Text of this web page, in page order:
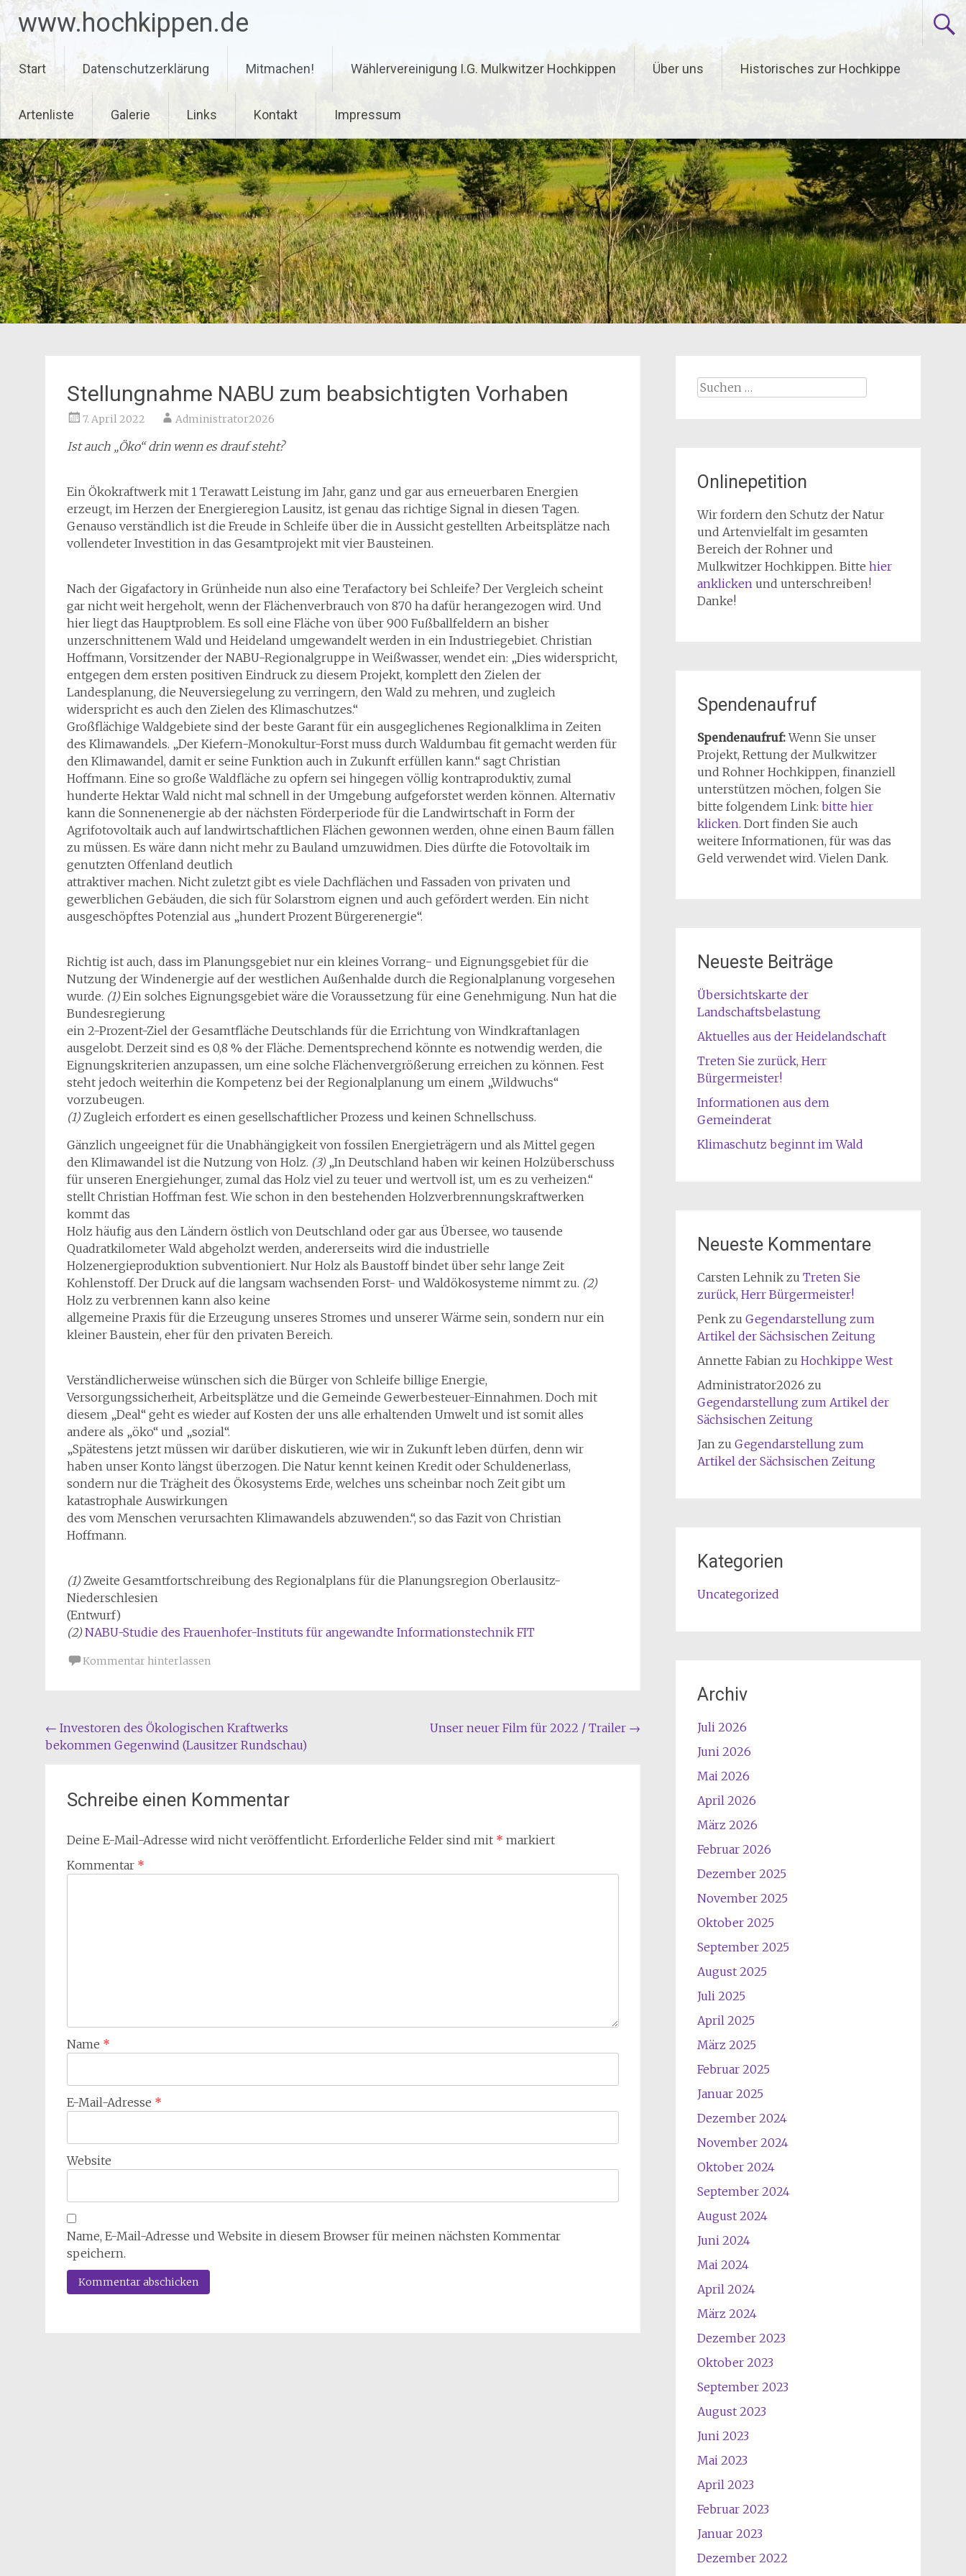
Inhalt
springen
www.hochkippen.de
Start Datenschutzerklärung Mitmachen! Wählervereinigung I.G. Mulkwitzer Hochkippen Über uns Historisches zur Hochkippe
Artenliste Galerie Links Kontakt Impressum
Stellungnahme NABU zum beabsichtigten Vorhaben
7. April 2022 Administrator2026
Ist auch „Öko“ drin wenn es drauf steht?
Ein Ökokraftwerk mit 1 Terawatt Leistung im Jahr, ganz und gar aus erneuerbaren Energien
erzeugt, im Herzen der Energieregion Lausitz, ist genau das richtige Signal in diesen Tagen.
Genauso verständlich ist die Freude in Schleife über die in Aussicht gestellten Arbeitsplätze nach
vollendeter Investition in das Gesamtprojekt mit vier Bausteinen.
Nach der Gigafactory in Grünheide nun also eine Terafactory bei Schleife? Der Vergleich scheint
gar nicht weit hergeholt, wenn der Flächenverbrauch von 870 ha dafür herangezogen wird. Und
hier liegt das Hauptproblem. Es soll eine Fläche von über 900 Fußballfeldern an bisher
unzerschnittenem Wald und Heideland umgewandelt werden in ein Industriegebiet. Christian
Hoffmann, Vorsitzender der NABU-Regionalgruppe in Weißwasser, wendet ein: „Dies widerspricht,
entgegen dem ersten positiven Eindruck zu diesem Projekt, komplett den Zielen der
Landesplanung, die Neuversiegelung zu verringern, den Wald zu mehren, und zugleich
widerspricht es auch den Zielen des Klimaschutzes.“
Großflächige Waldgebiete sind der beste Garant für ein ausgeglichenes Regionalklima in Zeiten
des Klimawandels. „Der Kiefern-Monokultur-Forst muss durch Waldumbau fit gemacht werden für
den Klimawandel, damit er seine Funktion auch in Zukunft erfüllen kann.“ sagt Christian
Hoffmann. Eine so große Waldfläche zu opfern sei hingegen völlig kontraproduktiv, zumal
hunderte Hektar Wald nicht mal schnell in der Umgebung aufgeforstet werden können. Alternativ
kann die Sonnenenergie ab der nächsten Förderperiode für die Landwirtschaft in Form der
Agrifotovoltaik auch auf landwirtschaftlichen Flächen gewonnen werden, ohne einen Baum fällen
zu müssen. Es wäre dann nicht mehr zu Bauland umzuwidmen. Dies dürfte die Fotovoltaik im
genutzten Offenland deutlich
attraktiver machen. Nicht zuletzt gibt es viele Dachflächen und Fassaden von privaten und
gewerblichen Gebäuden, die sich für Solarstrom eignen und auch gefördert werden. Ein nicht
ausgeschöpftes Potenzial aus „hundert Prozent Bürgerenergie“.
Richtig ist auch, dass im Planungsgebiet nur ein kleines Vorrang- und Eignungsgebiet für die
Nutzung der Windenergie auf der westlichen Außenhalde durch die Regionalplanung vorgesehen
wurde. (1)Ein solches Eignungsgebiet wäre die Voraussetzung für eine Genehmigung. Nun hat die
Bundesregierung
ein 2-Prozent-Ziel der Gesamtfläche Deutschlands für die Errichtung von Windkraftanlagen
ausgelobt. Derzeit sind es 0,8 % der Fläche. Dementsprechend könnte es notwendig werden, die
Eignungskriterien anzupassen, um eine solche Flächenvergrößerung erreichen zu können. Fest
steht jedoch weiterhin die Kompetenz bei der Regionalplanung um einem „Wildwuchs“
vorzubeugen.
(1)Zugleich erfordert es einen gesellschaftlicher Prozess und keinen Schnellschuss.
Gänzlich ungeeignet für die Unabhängigkeit von fossilen Energieträgern und als Mittel gegen
den Klimawandel ist die Nutzung von Holz. (3)„In Deutschland haben wir keinen Holzüberschuss
für unseren Energiehunger, zumal das Holz viel zu teuer und wertvoll ist, um es zu verheizen.“
stellt Christian Hoffman fest. Wie schon in den bestehenden Holzverbrennungskraftwerken
kommt das
Holz häufig aus den Ländern östlich von Deutschland oder gar aus Übersee, wo tausende
Quadratkilometer Wald abgeholzt werden, andererseits wird die industrielle
Holzenergieproduktion subventioniert. Nur Holz als Baustoff bindet über sehr lange Zeit
Kohlenstoff. Der Druck auf die langsam wachsenden Forst- und Waldökosysteme nimmt zu. (2)
Holz zu verbrennen kann also keine
allgemeine Praxis für die Erzeugung unseres Stromes und unserer Wärme sein, sondern nur ein
kleiner Baustein, eher für den privaten Bereich.
Verständlicherweise wünschen sich die Bürger von Schleife billige Energie,
Versorgungssicherheit, Arbeitsplätze und die Gemeinde Gewerbesteuer-Einnahmen. Doch mit
diesem „Deal“ geht es wieder auf Kosten der uns alle erhaltenden Umwelt und ist somit alles
andere als „öko“ und „sozial“.
„Spätestens jetzt müssen wir darüber diskutieren, wie wir in Zukunft leben dürfen, denn wir
haben unser Konto längst überzogen. Die Natur kennt keinen Kredit oder Schuldenerlass,
sondern nur die Trägheit des Ökosystems Erde, welches uns scheinbar noch Zeit gibt um
katastrophale Auswirkungen
des vom Menschen verursachten Klimawandels abzuwenden.“, so das Fazit von Christian
Hoffmann.
(1)Zweite Gesamtfortschreibung des Regionalplans für die Planungsregion Oberlausitz-
Niederschlesien
(Entwurf)
(2)NABU-Studie des Frauenhofer-Instituts für angewandte Informationstechnik FIT
Kommentar hinterlassen
Beitragsnavigation
← Investoren des Ökologischen Kraftwerks
bekommen Gegenwind (Lausitzer Rundschau)
Unser neuer Film für 2022 / Trailer →
Schreibe einen Kommentar
Deine E-Mail-Adresse wird nicht veröffentlicht. Erforderliche Felder sind mit * markiert
Kommentar *
Name *
E-Mail-Adresse *
Website
Name, E-Mail-Adresse und Website in diesem Browser für meinen nächsten Kommentar
speichern.
Suchen
Onlinepetition
Wir fordern den Schutz der Natur
und Artenvielfalt im gesamten
Bereich der Rohner und
Mulkwitzer Hochkippen. Bitte hier
anklickenund unterschreiben!
Danke!
Spendenaufruf
Spendenaufruf:Wenn Sie unser
Projekt, Rettung der Mulkwitzer
und Rohner Hochkippen, finanziell
unterstützen möchen, folgen Sie
bitte folgendem Link: bitte hier
klicken. Dort finden Sie auch
weitere Informationen, für was das
Geld verwendet wird. Vielen Dank.
Neueste Beiträge
Übersichtskarte der
Landschaftsbelastung
Aktuelles aus der Heidelandschaft
Treten Sie zurück, Herr
Bürgermeister!
Informationen aus dem
Gemeinderat
Klimaschutz beginnt im Wald
Neueste Kommentare
Carsten Lehnikzu Treten Sie
zurück, Herr Bürgermeister!
Penkzu Gegendarstellung zum
Artikel der Sächsischen Zeitung
Annette Fabianzu Hochkippe West
Administrator2026 zu
Gegendarstellung zum Artikel der
Sächsischen Zeitung
Janzu Gegendarstellung zum
Artikel der Sächsischen Zeitung
Kategorien
Uncategorized
Archiv
Juli 2026
Juni 2026
Mai 2026
April 2026
März 2026
Februar 2026
Dezember 2025
November 2025
Oktober 2025
September 2025
August 2025
Juli 2025
April 2025
März 2025
Februar 2025
Januar 2025
Dezember 2024
November 2024
Oktober 2024
September 2024
August 2024
Juni 2024
Mai 2024
April 2024
März 2024
Dezember 2023
Oktober 2023
September 2023
August 2023
Juni 2023
Mai 2023
April 2023
Februar 2023
Januar 2023
Dezember 2022